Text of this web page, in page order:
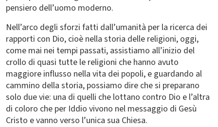
pensiero dell’uomo moderno.
Nell’arco degli sforzi fatti dall’umanità per la ricerca dei
rapporti con Dio, cioè nella storia delle religioni, oggi,
come mai nei tempi passati, assistiamo all’inizio del
crollo di quasi tutte le religioni che hanno avuto
maggiore influsso nella vita dei popoli, e guardando al
cammino della storia, possiamo dire che si preparano
solo due vie: una di quelli che lottano contro Dio e l’altra
di coloro che per Iddio vivono nel messaggio di Gesù
Cristo e vanno verso l’unica sua Chiesa.